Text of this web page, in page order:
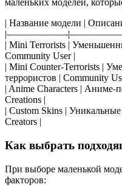
маленьких моделей,
| Название модели |
|——————-
| Mini Terrorists |
Community User |
| Mini Counter-Terrorists |
террористов | Community
| Anime Characters |
Creations |
| Custom Skins |
Creators |
Как выбрать
При выборе маленькой
факторов: